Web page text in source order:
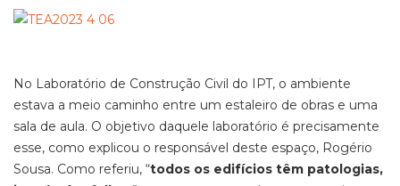
No Laboratório de Construção Civil do IPT, o ambiente
estava a meio caminho entre um estaleiro de obras e uma
sala de aula. O objetivo daquele laboratório é precisamente
esse, como explicou o responsável deste espaço, Rogério
Sousa. Como referiu, “todos os edifícios têm patologias,